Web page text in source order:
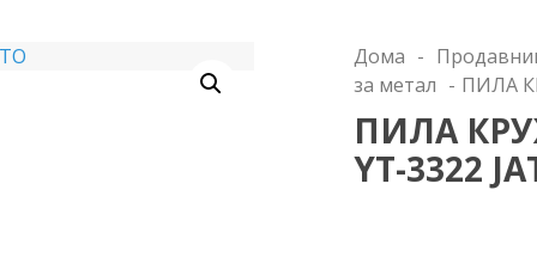
Дома -
за метал - ПИЛА
ПИЛА
YT-3322